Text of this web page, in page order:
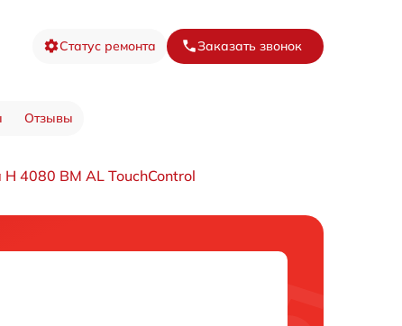
Статус ремонта Заказать звонок
Отзывы
4080 BM AL TouchControl